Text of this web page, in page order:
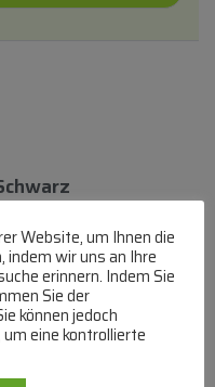
Schraubklemmen
Website, um Ihnen die
wir uns an Ihre
erinnern. Indem Sie
Sie der
können jedoch
eine kontrollierte